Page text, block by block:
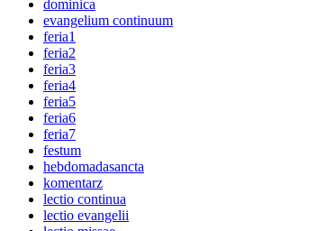
dominica
evangelium continuum
feria1
feria2
feria3
feria4
feria5
feria6
feria7
festum
hebdomadasancta
komentarz
lectio continua
lectio evangelii